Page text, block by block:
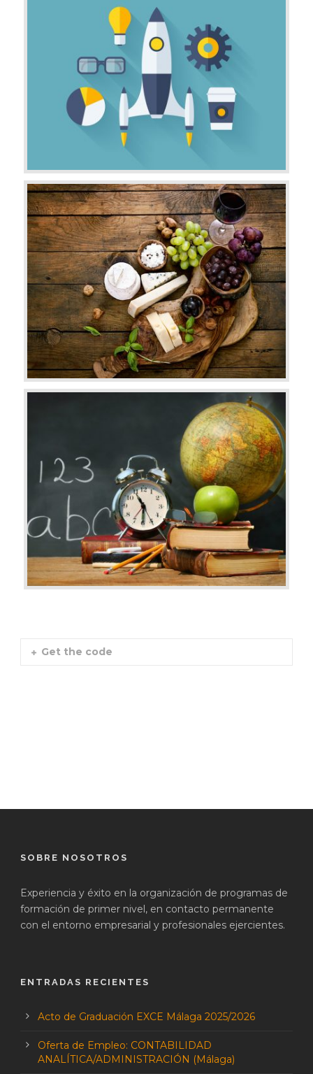
Get the code
SOBRE NOSOTROS
Experiencia y éxito en la organización de programas de
formación de primer nivel, en contacto permanente
con el entorno empresarial y profesionales ejercientes.
ENTRADAS RECIENTES
Acto de Graduación EXCE Málaga 2025/2026
Oferta de Empleo: CONTABILIDAD
ANALÍTICA/ADMINISTRACIÓN (Málaga)